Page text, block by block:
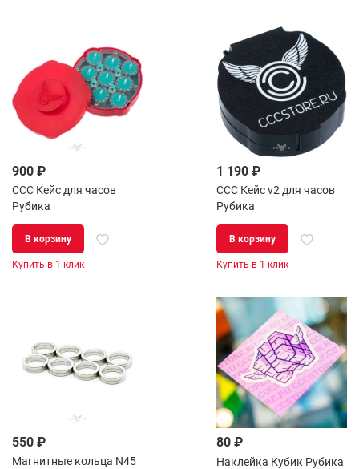
900 ₽
CCC Кейс для часов
Рубика
В корзину
Купить в 1 клик
1 190 ₽
CCC Кейс v2 для часов
Рубика
В корзину
Купить в 1 клик
550 ₽
Магнитные кольца N45
80 ₽
Наклейка Кубик Рубика